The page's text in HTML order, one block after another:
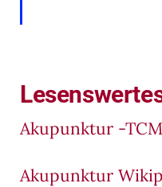
Akupunktur -
Akupunktur